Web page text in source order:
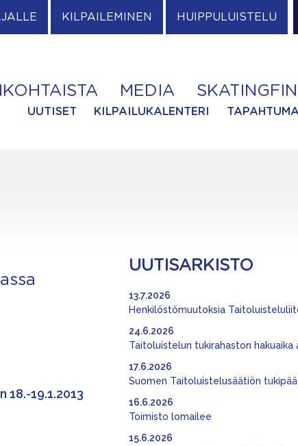
KILPAILEMINEN HUIPPULUISTELU
MEDIA
UUTISET KILPAILUKALENTERI
19.1.2013
UUTISARKISTO
Henkilöstömuutoksia
13.7.2026
Taitoluistelun tukirahaston hakuaika
24.6.2026
Suomen Taitoluistelusäätiön
17.6.2026
Toimisto lomailee
16.6.2026
15.6.2026